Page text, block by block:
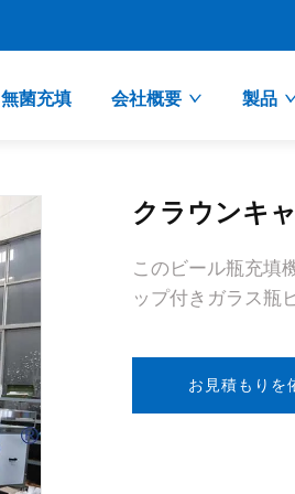
無菌充填 会社概要 製品
クラウンキ
このビール瓶充填
ップ付きガラス瓶
お見積もりを